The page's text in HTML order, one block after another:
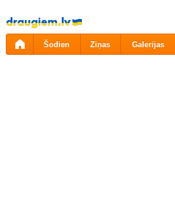
Pāriet
uz
saturu
Šodien Ziņas Galerijas